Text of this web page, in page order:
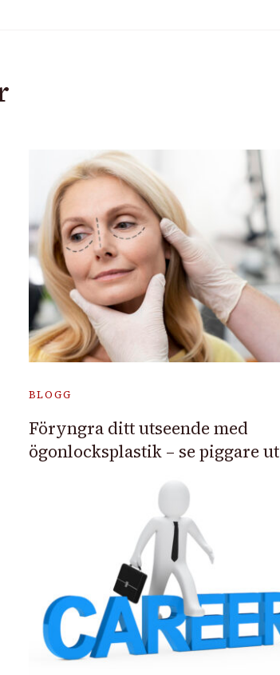
BLOGG
Föryngra ditt utseende med
ögonlocksplastik – se piggare ut